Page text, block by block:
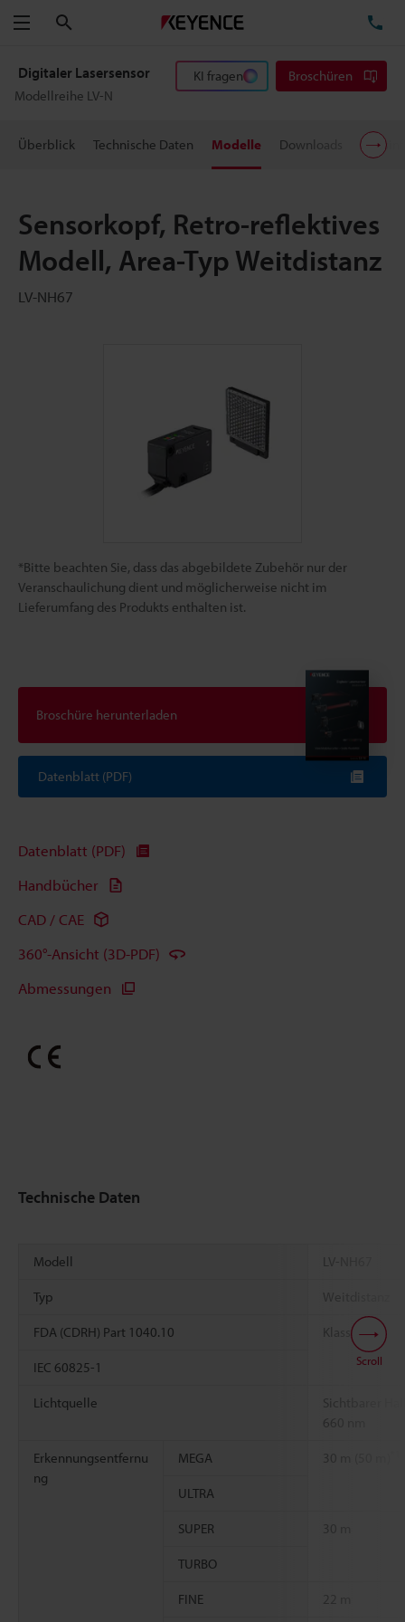
Menü
Digitaler Lasersensor
Modellreihe LV-N
KI fragen Broschüren
Überblick Technische Daten Modelle Downloads
Sensorkopf, Retro-reflektives
Modell, Area-Typ Weitdistanz
LV-NH67
*Bitte beachten Sie, dass das abgebildete Zubehör nur der
Veranschaulichung dient und möglicherweise nicht im
Lieferumfang des Produkts enthalten ist.
Broschüre herunterladen
Datenblatt (PDF)
Datenblatt (PDF)
Handbücher
CAD / CAE
360°-Ansicht (3D-PDF)
Abmessungen
Technische Daten
Modell LV-NH67
Typ Weitdistanz
FDA (CDRH) Part 1040.10 Klasse 1
IEC 60825-1
Lichtquelle
Sichtbarer
660 nm
Erkennungsentfernu
ng
MEGA 30 m (50 m)
ULTRA
SUPER 30 m
TURBO
FINE 22 m
Scroll